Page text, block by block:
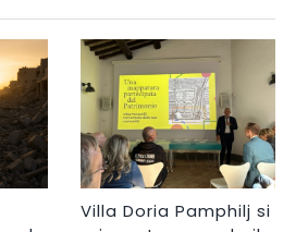
Villa Doria Pamphilj si